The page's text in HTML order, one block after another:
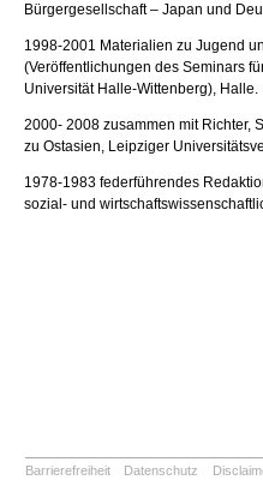
Bürgergesellschaft – Japan und
1998-2001 Materialien zu Jugend
(Veröffentlichungen des Seminars
Universität Halle-Wittenberg), Halle.
2000- 2008 zusammen mit Richter,
zu Ostasien, Leipziger
1978-1983 federführendes
sozial- und
Barrierefreiheit Datenschutz